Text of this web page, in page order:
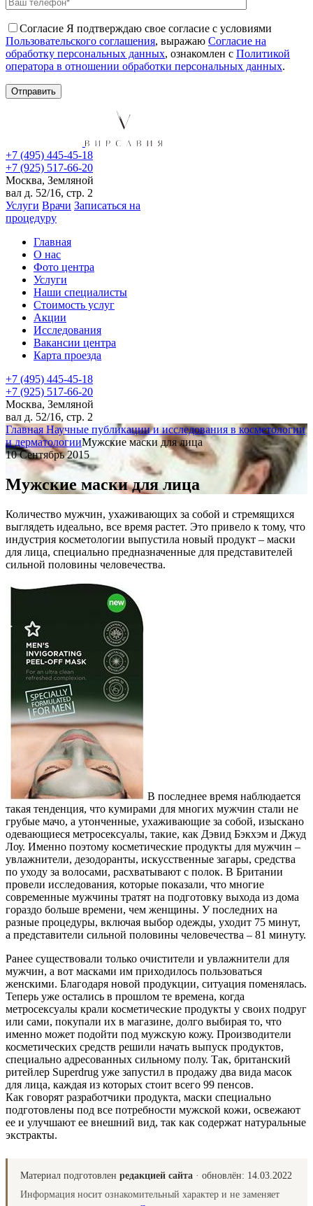
Согласие Я подтверждаю свое согласие с условиями
Пользовательского соглашения, выражаю Согласие на
обработку персональных данных, ознакомлен с Политикой
оператора в отношении обработки персональных данных.
+7 (495) 445-45-18
+7 (925) 517-66-20
Москва, Земляной
вал д. 52/16, стр. 2
Услуги Врачи Записаться на
процедуру
Главная
О нас
Фото центра
Услуги
Наши специалисты
Стоимость услуг
Акции
Исследования
Вакансии центра
Карта проезда
+7 (495) 445-45-18
+7 (925) 517-66-20
Москва, Земляной
вал д. 52/16, стр. 2
Главная Научные публикации и исследования в косметологии
и дерматологииМужские маски для лица
10 Сентябрь 2015
Мужские маски для лица
Количество мужчин, ухаживающих за собой и стремящихся
выглядеть идеально, все время растет. Это привело к тому, что
индустрия косметологии выпустила новый продукт – маски
для лица, специально предназначенные для представителей
сильной половины человечества.
В последнее время наблюдается
такая тенденция, что кумирами для многих мужчин стали не
грубые мачо, а утонченные, ухаживающие за собой, изыскано
одевающиеся метросексуалы, такие, как Дэвид Бэкхэм и Джуд
Лоу. Именно поэтому косметические продукты для мужчин –
увлажнители, дезодоранты, искусственные загары, средства
по уходу за волосами, расхватывают с полок. В Британии
провели исследования, которые показали, что многие
современные мужчины тратят на подготовку выхода из дома
гораздо больше времени, чем женщины. У последних на
разные процедуры, включая выбор одежды, уходит 75 минут,
а представители сильной половины человечества – 81 минуту.
Ранее существовали только очистители и увлажнители для
мужчин, а вот масками им приходилось пользоваться
женскими. Благодаря новой продукции, ситуация поменялась.
Теперь уже остались в прошлом те времена, когда
метросексуалы крали косметические продукты у своих подруг
или сами, покупали их в магазине, долго выбирая то, что
именно может подойти под мужскую кожу. Производители
косметических средств решили начать выпуск продуктов,
специально адресованных сильному полу. Так, британский
ритейлер Superdrug уже запустил в продажу два вида масок
для лица, каждая из которых стоит всего 99 пенсов.
Как говорят разработчики продукта, маски специально
подготовлены под все потребности мужской кожи, освежают
ее и улучшают ее внешний вид, так как содержат натуральные
экстракты.
Материал подготовлен редакцией сайта · обновлён: 14.03.2022
Информация носит ознакомительный характер и не заменяет